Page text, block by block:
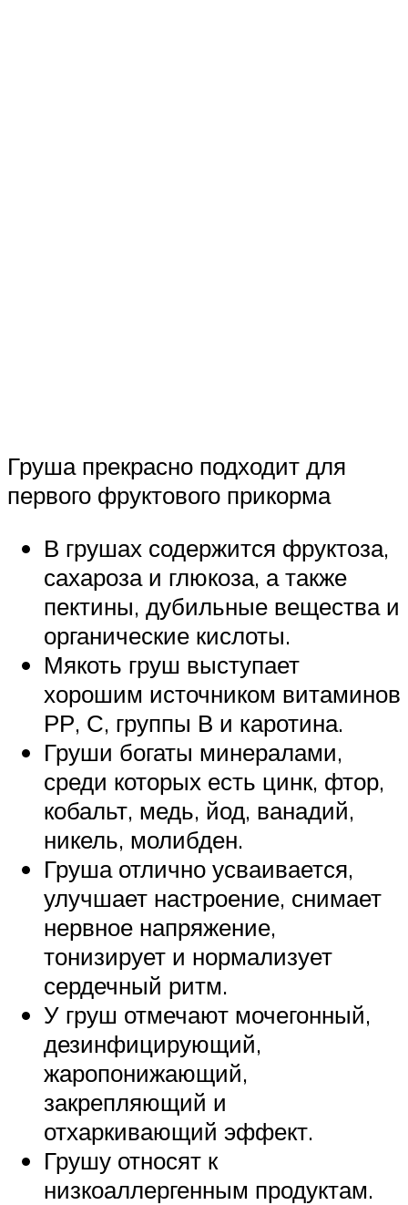
Груша прекрасно подходит для
первого фруктового прикорма
В грушах содержится фруктоза,
сахароза и глюкоза, а также
пектины, дубильные вещества и
органические кислоты.
Мякоть груш выступает
хорошим источником витаминов
РР, С, группы В и каротина.
Груши богаты минералами,
среди которых есть цинк, фтор,
кобальт, медь, йод, ванадий,
никель, молибден.
Груша отлично усваивается,
улучшает настроение, снимает
нервное напряжение,
тонизирует и нормализует
сердечный ритм.
У груш отмечают мочегонный,
дезинфицирующий,
жаропонижающий,
закрепляющий и
отхаркивающий эффект.
Грушу относят к
низкоаллергенным продуктам.